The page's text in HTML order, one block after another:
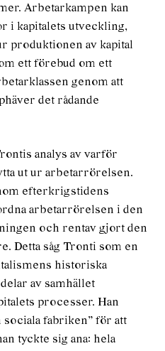
Arbetarkampen kan
i kapitalets utveckling,
produktionen av kapital
ett förebud om ett
genom att
det rådande
analys av varför
ut ur arbetarrörelsen.
efterkrigstidens
arbetarrörelsen i den
och rentav gjort den
Detta såg Tronti som en
historiska
av samhället
processer. Han
sociala fabriken” för att
tyckte sig ana: hela